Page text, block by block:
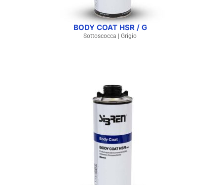
BODY COAT HSR / G
Sottoscocca | Grigio